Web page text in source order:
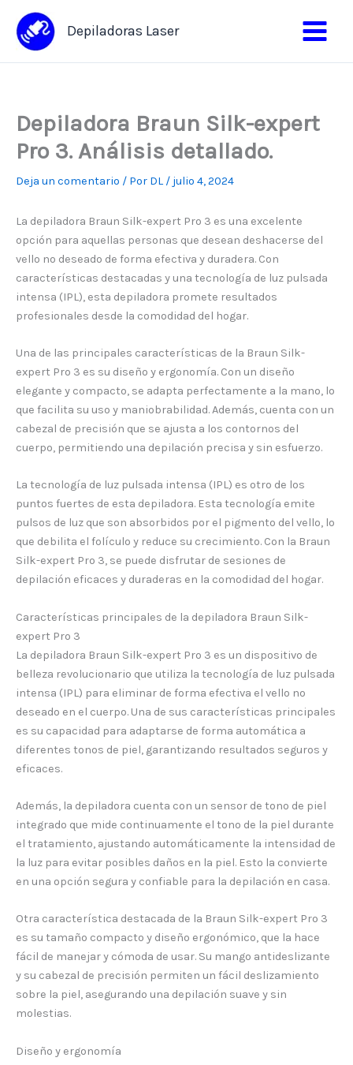
contenido
Depiladoras Laser
Depiladora Braun Silk-expert
Pro 3. Análisis detallado.
Deja un comentario / Por DL / julio 4, 2024
La depiladora Braun Silk-expert Pro 3 es una excelente
opción para aquellas personas que desean deshacerse del
vello no deseado de forma efectiva y duradera. Con
características destacadas y una tecnología de luz pulsada
intensa (IPL), esta depiladora promete resultados
profesionales desde la comodidad del hogar.
Una de las principales características de la Braun Silk-
expert Pro 3 es su diseño y ergonomía. Con un diseño
elegante y compacto, se adapta perfectamente a la mano, lo
que facilita su uso y maniobrabilidad. Además, cuenta con un
cabezal de precisión que se ajusta a los contornos del
cuerpo, permitiendo una depilación precisa y sin esfuerzo.
La tecnología de luz pulsada intensa (IPL) es otro de los
puntos fuertes de esta depiladora. Esta tecnología emite
pulsos de luz que son absorbidos por el pigmento del vello, lo
que debilita el folículo y reduce su crecimiento. Con la Braun
Silk-expert Pro 3, se puede disfrutar de sesiones de
depilación eficaces y duraderas en la comodidad del hogar.
Características principales de la depiladora Braun Silk-
expert Pro 3
La depiladora Braun Silk-expert Pro 3 es un dispositivo de
belleza revolucionario que utiliza la tecnología de luz pulsada
intensa (IPL) para eliminar de forma efectiva el vello no
deseado en el cuerpo. Una de sus características principales
es su capacidad para adaptarse de forma automática a
diferentes tonos de piel, garantizando resultados seguros y
eficaces.
Además, la depiladora cuenta con un sensor de tono de piel
integrado que mide continuamente el tono de la piel durante
el tratamiento, ajustando automáticamente la intensidad de
la luz para evitar posibles daños en la piel. Esto la convierte
en una opción segura y confiable para la depilación en casa.
Otra característica destacada de la Braun Silk-expert Pro 3
es su tamaño compacto y diseño ergonómico, que la hace
fácil de manejar y cómoda de usar. Su mango antideslizante
y su cabezal de precisión permiten un fácil deslizamiento
sobre la piel, asegurando una depilación suave y sin
molestias.
Diseño y ergonomía